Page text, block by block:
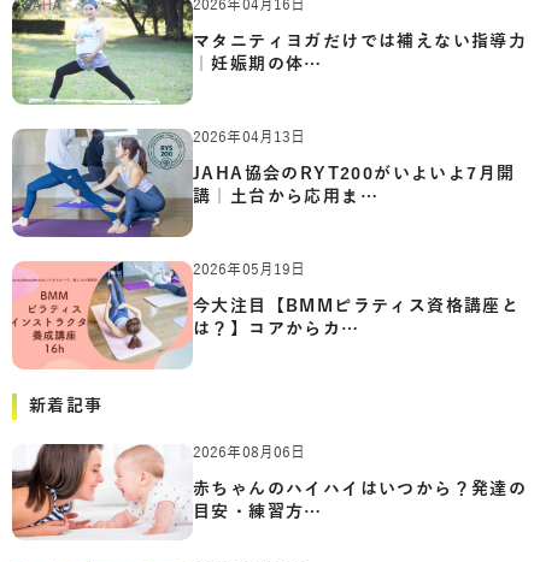
2026年04月16日
マタニティヨガだけでは補えない指導力
｜妊娠期の体…
2026年04月13日
JAHA協会のRYT200がいよいよ7月開
講｜土台から応用ま…
2026年05月19日
今大注目【BMMピラティス資格講座と
は？】コアからカ…
新着記事
2026年08月06日
赤ちゃんのハイハイはいつから？発達の
目安・練習方…